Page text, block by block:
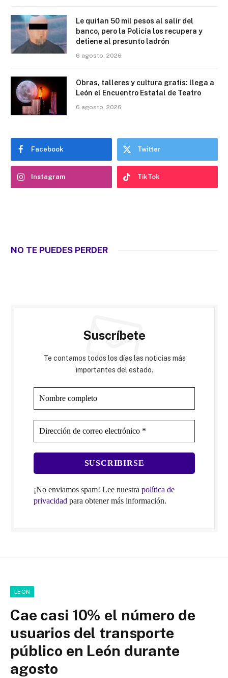
Le quitan 50 mil pesos al salir del
banco, pero la Policía los recupera y
detiene al presunto ladrón
6 agosto, 2026
Obras, talleres y cultura gratis: llega a
León el Encuentro Estatal de Teatro
6 agosto, 2026
Facebook Twitter
Instagram TikTok
NO TE PUEDES PERDER
Suscríbete
Te contamos todos los días las noticias más
importantes del estado.
¡No enviamos spam! Lee nuestra política de
privacidad para obtener más información.
LEÓN
Cae casi 10% el número de
usuarios del transporte
público en León durante
agosto